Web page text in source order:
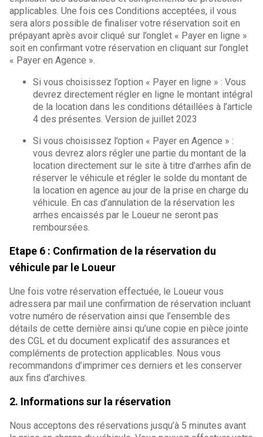
applicables. Une fois ces Conditions acceptées, il vous
sera alors possible de finaliser votre réservation soit en
prépayant après avoir cliqué sur l’onglet « Payer en ligne »
soit en confirmant votre réservation en cliquant sur l’onglet
« Payer en Agence ».
Si vous choisissez l’option « Payer en ligne » : Vous
devrez directement régler en ligne le montant intégral
de la location dans les conditions détaillées à l’article
4 des présentes. Version de juillet 2023
Si vous choisissez l’option « Payer en Agence » :
vous devrez alors régler une partie du montant de la
location directement sur le site à titre d’arrhes afin de
réserver le véhicule et régler le solde du montant de
la location en agence au jour de la prise en charge du
véhicule. En cas d’annulation de la réservation les
arrhes encaissés par le Loueur ne seront pas
remboursées.
Etape 6 : Confirmation de la réservation du
véhicule par le Loueur
Une fois votre réservation effectuée, le Loueur vous
adressera par mail une confirmation de réservation incluant
votre numéro de réservation ainsi que l’ensemble des
détails de cette dernière ainsi qu’une copie en pièce jointe
des CGL et du document explicatif des assurances et
compléments de protection applicables. Nous vous
recommandons d’imprimer ces derniers et les conserver
aux fins d’archives.
2. Informations sur la réservation
Nous acceptons des réservations jusqu’à 5 minutes avant